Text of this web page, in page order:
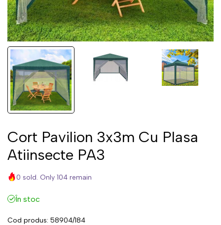
Cort Pavilion 3x3m Cu Plasa
Atiinsecte PA3
0 sold. Only 104 remain
În stoc
Cod produs: 58904/184